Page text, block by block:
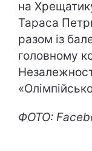
на
Тараса
разом із
головному
ФОТО: